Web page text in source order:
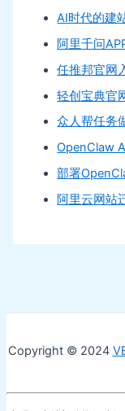
AI时代的建
阿里千问
任推邦官网
轻创宝典官
众人帮任务
OpenClaw
部署
阿里云网站
Copyright © 2024